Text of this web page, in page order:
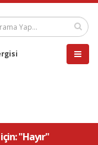
"Hayır"